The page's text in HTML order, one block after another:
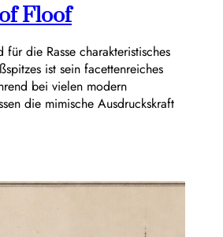
Floof
für die Rasse charakteristisches
ist sein facettenreiches
bei vielen modern
die mimische Ausdruckskraft